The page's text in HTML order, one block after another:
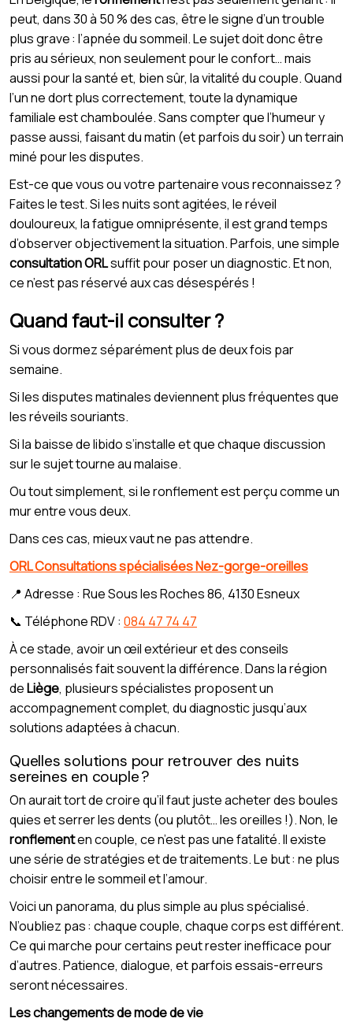
peut, dans 30 à 50 % des cas, être le signe d’un trouble
plus grave : l’apnée du sommeil. Le sujet doit donc être
pris au sérieux, non seulement pour le confort… mais
aussi pour la santé et, bien sûr, la vitalité du couple. Quand
l’un ne dort plus correctement, toute la dynamique
familiale est chamboulée. Sans compter que l’humeur y
passe aussi, faisant du matin (et parfois du soir) un terrain
miné pour les disputes.
Est-ce que vous ou votre partenaire vous reconnaissez ?
Faites le test. Si les nuits sont agitées, le réveil
douloureux, la fatigue omniprésente, il est grand temps
d’observer objectivement la situation. Parfois, une simple
consultation ORLsuffit pour poser un diagnostic. Et non,
ce n’est pas réservé aux cas désespérés !
Quand faut-il consulter ?
Si vous dormez séparément plus de deux fois par
semaine.
Si les disputes matinales deviennent plus fréquentes que
les réveils souriants.
Si la baisse de libido s’installe et que chaque discussion
sur le sujet tourne au malaise.
Ou tout simplement, si le ronflement est perçu comme un
mur entre vous deux.
Dans ces cas, mieux vaut ne pas attendre.
ORL Consultations spécialisées Nez-gorge-oreilles
📍 Adresse : Rue Sous les Roches 86, 4130 Esneux
📞 Téléphone RDV : 084 47 74 47
À ce stade, avoir un œil extérieur et des conseils
personnalisés fait souvent la différence. Dans la région
deLiège, plusieurs spécialistes proposent un
accompagnement complet, du diagnostic jusqu’aux
solutions adaptées à chacun.
Quelles solutions pour retrouver des nuits
sereines en couple ?
On aurait tort de croire qu’il faut juste acheter des boules
quies et serrer les dents (ou plutôt… les oreilles !). Non, le
ronflementen couple, ce n’est pas une fatalité. Il existe
une série de stratégies et de traitements. Le but : ne plus
choisir entre le sommeil et l’amour.
Voici un panorama, du plus simple au plus spécialisé.
N’oubliez pas : chaque couple, chaque corps est différent.
Ce qui marche pour certains peut rester inefficace pour
d’autres. Patience, dialogue, et parfois essais-erreurs
seront nécessaires.
Les changements de mode de vie